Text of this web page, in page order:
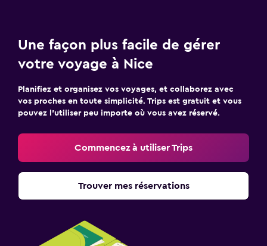
Une façon plus facile de gérer
votre voyage à Nice
Planifiez et organisez vos voyages, et collaborez avec
vos proches en toute simplicité. Trips est gratuit et vous
pouvez l’utiliser peu importe où vous avez réservé.
Commencez à utiliser Trips
Trouver mes réservations